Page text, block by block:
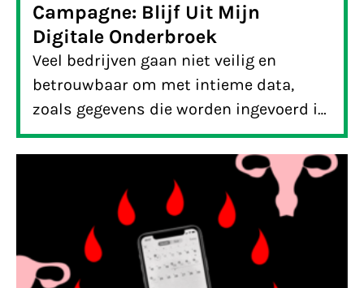
Campagne: Blijf Uit Mijn
Digitale Onderbroek
Veel bedrijven gaan niet veilig en
betrouwbaar om met intieme data,
zoals gegevens die worden ingevoerd in
cyclusapps. Die data dienen dikwijls
andermans agenda, zonder dat
gebruikers het weten. We willen dat dit
stopt en daarom lanceren we vandaag
de campagne
Blijfuitmijndigitaleonderbroek.nl.